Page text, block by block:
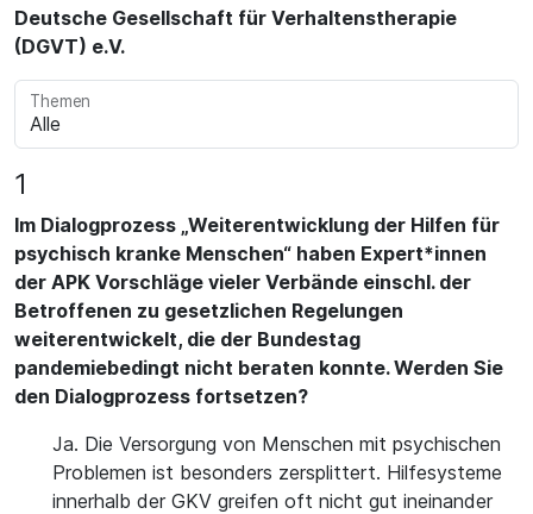
Deutsche Gesellschaft für Verhaltenstherapie
(DGVT) e.V.
Themen
1
Im Dialogprozess „Weiterentwicklung der Hilfen für
psychisch kranke Menschen“ haben Expert*innen
der APK Vorschläge vieler Verbände einschl. der
Betroffenen zu gesetzlichen Regelungen
weiterentwickelt, die der Bundestag
pandemiebedingt nicht beraten konnte. Werden Sie
den Dialogprozess fortsetzen?
Ja. Die Versorgung von Menschen mit psychischen
Problemen ist besonders zersplittert. Hilfesysteme
innerhalb der GKV greifen oft nicht gut ineinander